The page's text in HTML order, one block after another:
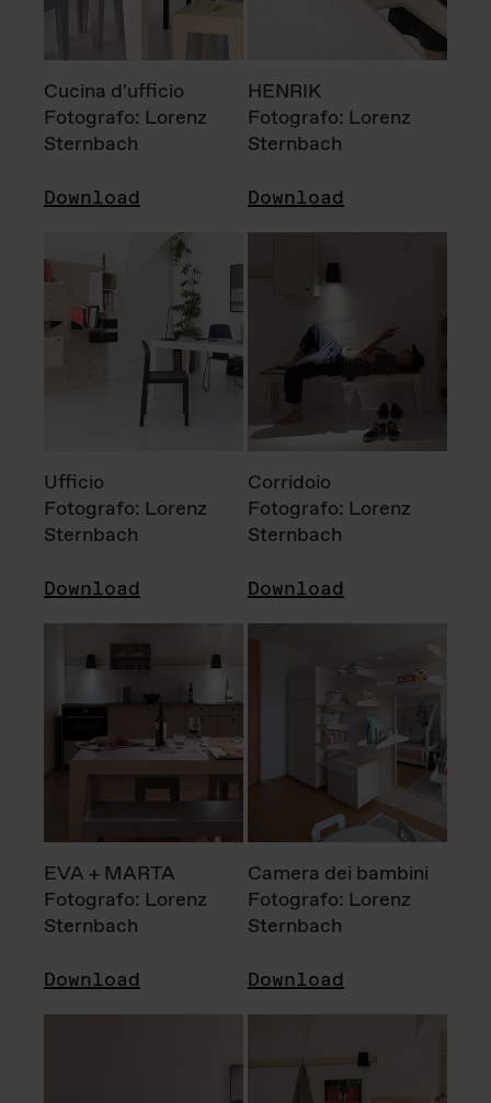
Cucina d'ufficio
Fotografo: Lorenz
Sternbach
Download
HENRIK
Fotografo: Lorenz
Sternbach
Download
Ufficio
Fotografo: Lorenz
Sternbach
Download
Corridoio
Fotografo: Lorenz
Sternbach
Download
EVA + MARTA
Fotografo: Lorenz
Sternbach
Download
Camera dei bambini
Fotografo: Lorenz
Sternbach
Download